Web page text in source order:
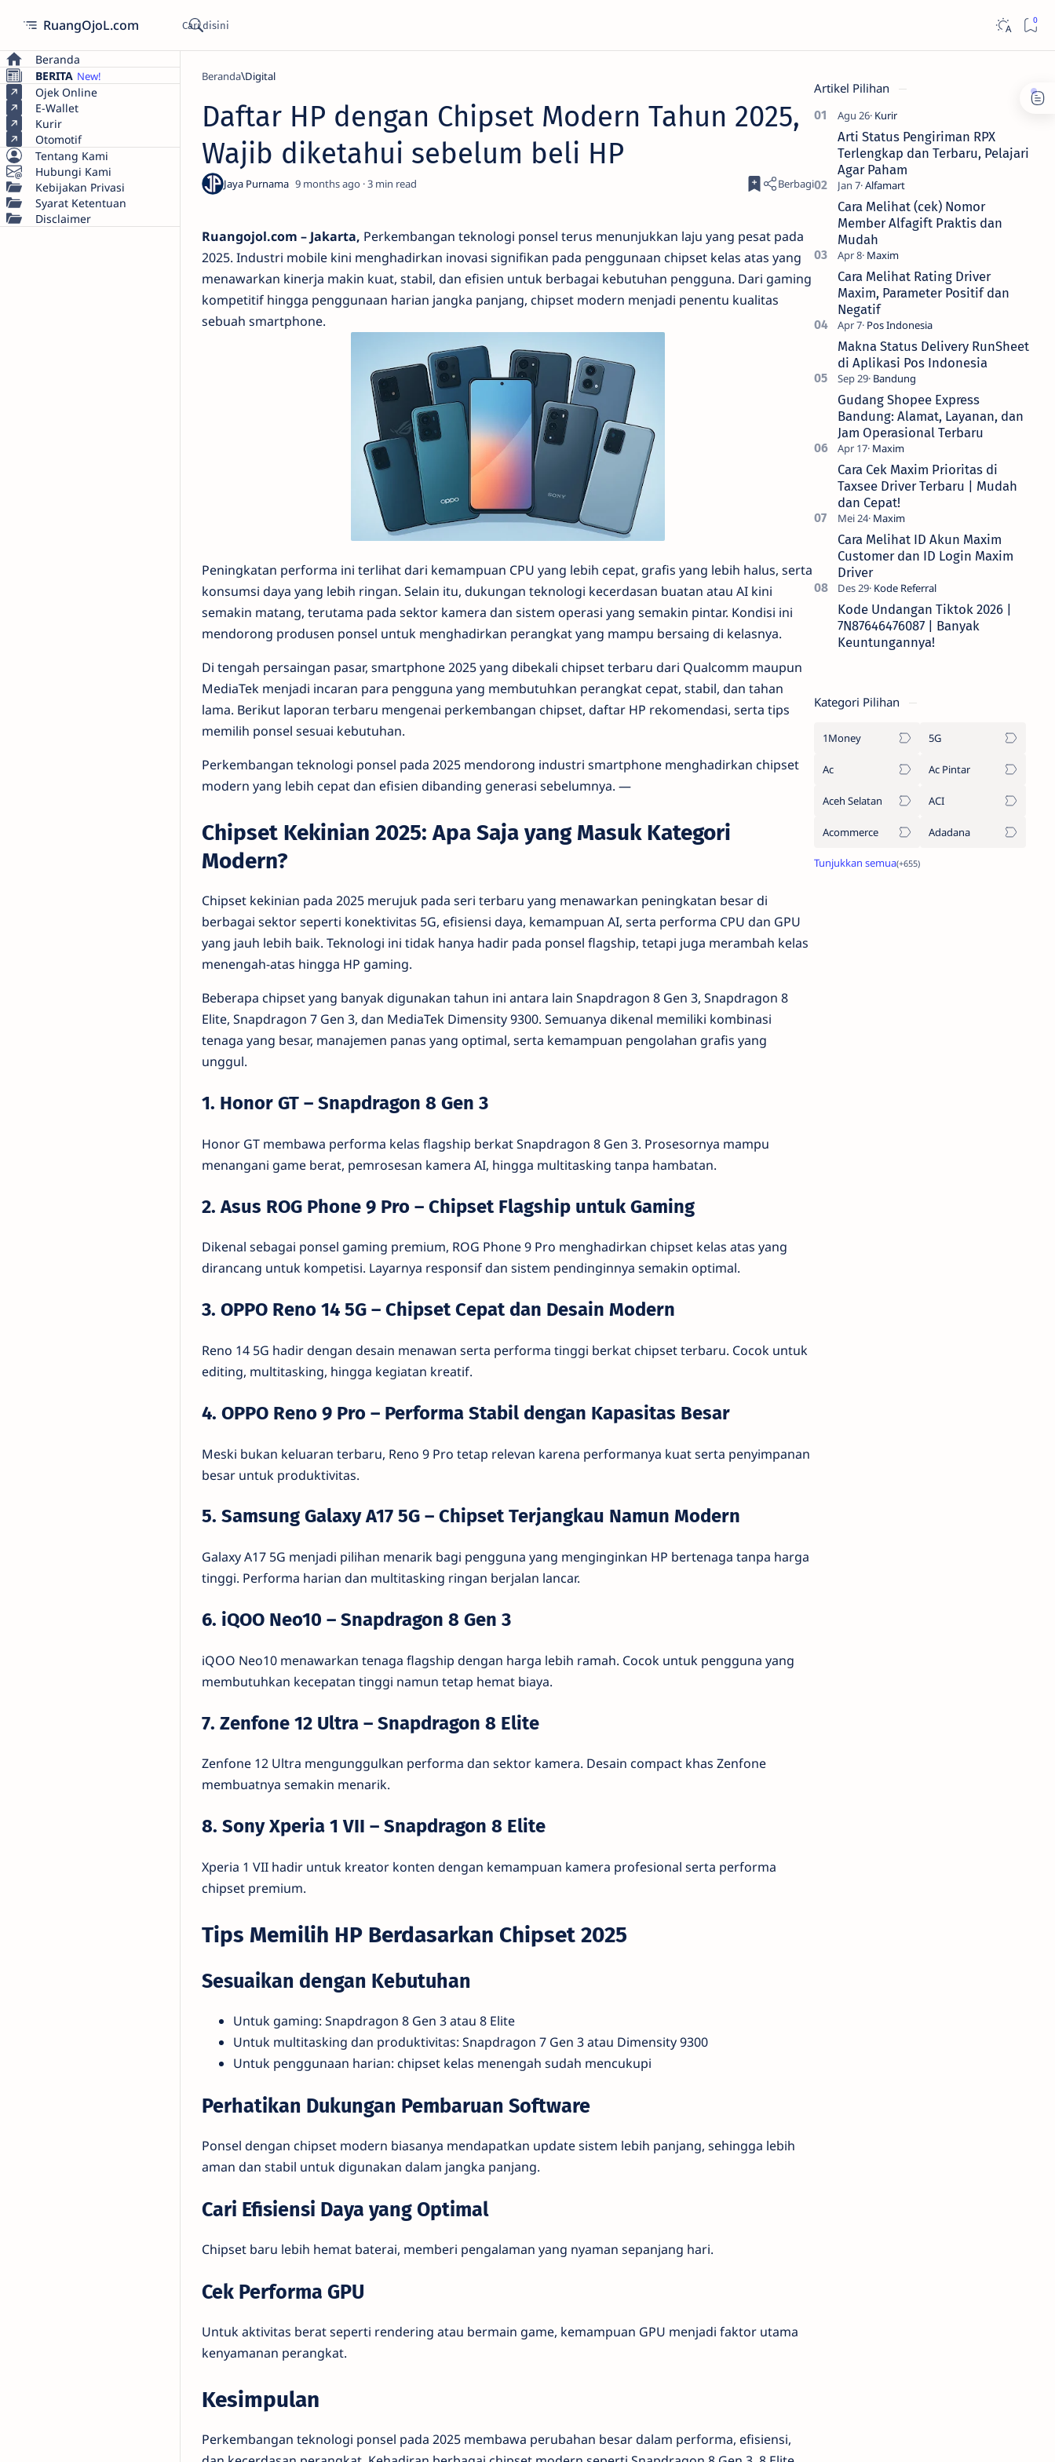
RuangOjoL.com
Beranda
BERITA
Ojek Online
E-Wallet
Kurir
Otomotif
Tentang Kami
Hubungi Kami
Kebijakan Privasi
Syarat Ketentuan
Disclaimer
Beranda Digital
Daftar HP dengan Chipset Modern Tahun 2025,
Wajib diketahui sebelum beli HP
9 months ago 3
Ruangojol.com – Jakarta, Perkembangan teknologi ponsel terus menunjukkan laju yang pesat pada
2025. Industri mobile kini menghadirkan inovasi signifikan pada penggunaan chipset kelas atas yang
menawarkan kinerja makin kuat, stabil, dan efisien untuk berbagai kebutuhan pengguna. Dari gaming
kompetitif hingga penggunaan harian jangka panjang, chipset modern menjadi penentu kualitas
sebuah smartphone.
Peningkatan performa ini terlihat dari kemampuan CPU yang lebih cepat, grafis yang lebih halus, serta
konsumsi daya yang lebih ringan. Selain itu, dukungan teknologi kecerdasan buatan atau AI kini
semakin matang, terutama pada sektor kamera dan sistem operasi yang semakin pintar. Kondisi ini
mendorong produsen ponsel untuk menghadirkan perangkat yang mampu bersaing di kelasnya.
Di tengah persaingan pasar, smartphone 2025 yang dibekali chipset terbaru dari Qualcomm maupun
MediaTek menjadi incaran para pengguna yang membutuhkan perangkat cepat, stabil, dan tahan
lama. Berikut laporan terbaru mengenai perkembangan chipset, daftar HP rekomendasi, serta tips
memilih ponsel sesuai kebutuhan.
Perkembangan teknologi ponsel pada 2025 mendorong industri smartphone menghadirkan chipset
modern yang lebih cepat dan efisien dibanding generasi sebelumnya. —
Chipset Kekinian 2025: Apa Saja yang Masuk Kategori
Modern?
Chipset kekinian pada 2025 merujuk pada seri terbaru yang menawarkan peningkatan besar di
berbagai sektor seperti konektivitas 5G, efisiensi daya, kemampuan AI, serta performa CPU dan GPU
yang jauh lebih baik. Teknologi ini tidak hanya hadir pada ponsel flagship, tetapi juga merambah kelas
menengah-atas hingga HP gaming.
Beberapa chipset yang banyak digunakan tahun ini antara lain Snapdragon 8 Gen 3, Snapdragon 8
Elite, Snapdragon 7 Gen 3, dan MediaTek Dimensity 9300. Semuanya dikenal memiliki kombinasi
tenaga yang besar, manajemen panas yang optimal, serta kemampuan pengolahan grafis yang
unggul.
1. Honor GT – Snapdragon 8 Gen 3
Honor GT membawa performa kelas flagship berkat Snapdragon 8 Gen 3. Prosesornya mampu
menangani game berat, pemrosesan kamera AI, hingga multitasking tanpa hambatan.
2. Asus ROG Phone 9 Pro – Chipset Flagship untuk Gaming
Dikenal sebagai ponsel gaming premium, ROG Phone 9 Pro menghadirkan chipset kelas atas yang
dirancang untuk kompetisi. Layarnya responsif dan sistem pendinginnya semakin optimal.
3. OPPO Reno 14 5G – Chipset Cepat dan Desain Modern
Reno 14 5G hadir dengan desain menawan serta performa tinggi berkat chipset terbaru. Cocok untuk
editing, multitasking, hingga kegiatan kreatif.
4. OPPO Reno 9 Pro – Performa Stabil dengan Kapasitas Besar
Meski bukan keluaran terbaru, Reno 9 Pro tetap relevan karena performanya kuat serta penyimpanan
besar untuk produktivitas.
5. Samsung Galaxy A17 5G – Chipset Terjangkau Namun Modern
Galaxy A17 5G menjadi pilihan menarik bagi pengguna yang menginginkan HP bertenaga tanpa harga
tinggi. Performa harian dan multitasking ringan berjalan lancar.
6. iQOO Neo10 – Snapdragon 8 Gen 3
iQOO Neo10 menawarkan tenaga flagship dengan harga lebih ramah. Cocok untuk pengguna yang
membutuhkan kecepatan tinggi namun tetap hemat biaya.
7. Zenfone 12 Ultra – Snapdragon 8 Elite
Zenfone 12 Ultra mengunggulkan performa dan sektor kamera. Desain compact khas Zenfone
membuatnya semakin menarik.
8. Sony Xperia 1 VII – Snapdragon 8 Elite
Xperia 1 VII hadir untuk kreator konten dengan kemampuan kamera profesional serta performa
chipset premium.
Tips Memilih HP Berdasarkan Chipset 2025
Sesuaikan dengan Kebutuhan
Untuk gaming: Snapdragon 8 Gen 3 atau 8 Elite
Untuk multitasking dan produktivitas: Snapdragon 7 Gen 3 atau Dimensity 9300
Untuk penggunaan harian: chipset kelas menengah sudah mencukupi
Perhatikan Dukungan Pembaruan Software
Ponsel dengan chipset modern biasanya mendapatkan update sistem lebih panjang, sehingga lebih
aman dan stabil untuk digunakan dalam jangka panjang.
Cari Efisiensi Daya yang Optimal
Chipset baru lebih hemat baterai, memberi pengalaman yang nyaman sepanjang hari.
Cek Performa GPU
Untuk aktivitas berat seperti rendering atau bermain game, kemampuan GPU menjadi faktor utama
kenyamanan perangkat.
Kesimpulan
Perkembangan teknologi ponsel pada 2025 membawa perubahan besar dalam performa, efisiensi,
Artikel Pilihan
Arti Status Pengiriman RPX
Terlengkap dan Terbaru, Pelajari
Agar Paham
Cara Melihat (cek) Nomor
Member Alfagift Praktis dan
Mudah
Cara Melihat Rating Driver
Maxim, Parameter Positif dan
Negatif
Makna Status Delivery RunSheet
di Aplikasi Pos Indonesia
Gudang Shopee Express
Bandung: Alamat, Layanan, dan
Jam Operasional Terbaru
Cara Cek Maxim Prioritas di
Taxsee Driver Terbaru | Mudah
dan Cepat!
Cara Melihat ID Akun Maxim
Customer dan ID Login Maxim
Driver
Kode Undangan Tiktok 2026 |
7N87646476087 | Banyak
Keuntungannya!
Kategori Pilihan
1Money 5G
Ac Ac Pintar
Aceh Selatan ACI
Acommerce Adadana